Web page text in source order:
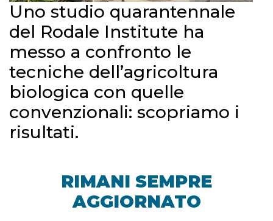
Uno studio quarantennale
del Rodale Institute ha
messo a confronto le
tecniche dell’agricoltura
biologica con quelle
convenzionali: scopriamo i
risultati.
RIMANI SEMPRE
AGGIORNATO